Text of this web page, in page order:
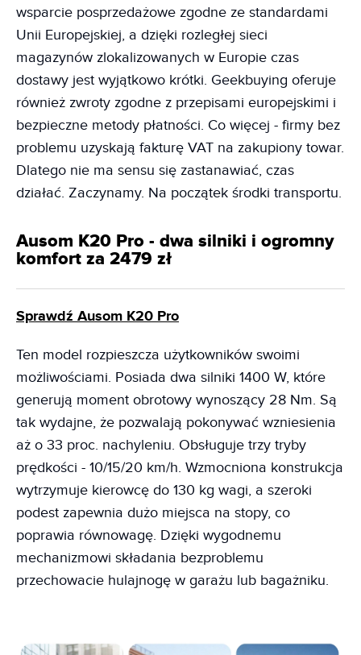
wsparcie posprzedażowe zgodne ze standardami
Unii Europejskiej, a dzięki rozległej sieci
magazynów zlokalizowanych w Europie czas
dostawy jest wyjątkowo krótki. Geekbuying oferuje
również zwroty zgodne z przepisami europejskimi i
bezpieczne metody płatności. Co więcej - firmy bez
problemu uzyskają fakturę VAT na zakupiony towar.
Dlatego nie ma sensu się zastanawiać, czas
działać. Zaczynamy. Na początek środki transportu.
Ausom K20 Pro - dwa silniki i ogromny
komfort za 2479 zł
Sprawdź Ausom K20 Pro
Ten model rozpieszcza użytkowników swoimi
możliwościami. Posiada dwa silniki 1400 W, które
generują moment obrotowy wynoszący 28 Nm. Są
tak wydajne, że pozwalają pokonywać wzniesienia
aż o 33 proc. nachyleniu. Obsługuje trzy tryby
prędkości - 10/15/20 km/h. Wzmocniona konstrukcja
wytrzymuje kierowcę do 130 kg wagi, a szeroki
podest zapewnia dużo miejsca na stopy, co
poprawia równowagę. Dzięki wygodnemu
mechanizmowi składania bezproblemu
przechowacie hulajnogę w garażu lub bagażniku.